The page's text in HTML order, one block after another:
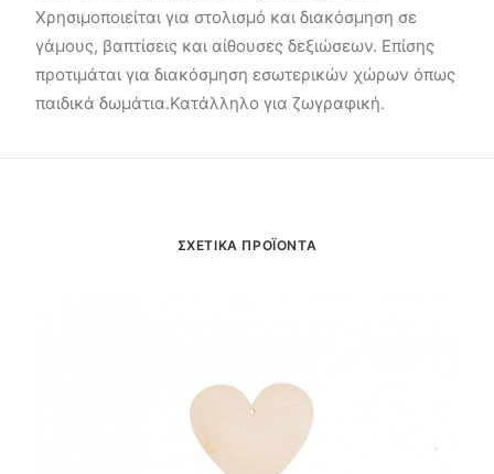
Χρησιμοποιείται για στολισμό και διακόσμηση σε
γάμους, βαπτίσεις και αίθουσες δεξιώσεων. Επίσης
προτιμάται για διακόσμηση εσωτερικών χώρων όπως
παιδικά δωμάτια.Κατάλληλο για ζωγραφική.
ΣΧΕΤΙΚΑ ΠΡΟΪΟΝΤΑ